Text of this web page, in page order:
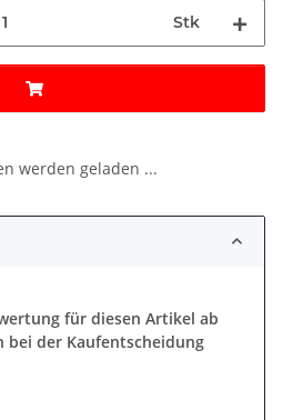
Stk
werden geladen ...
für diesen Artikel ab
bei der Kaufentscheidung